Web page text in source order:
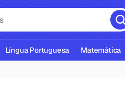
Língua Portuguesa Matemática